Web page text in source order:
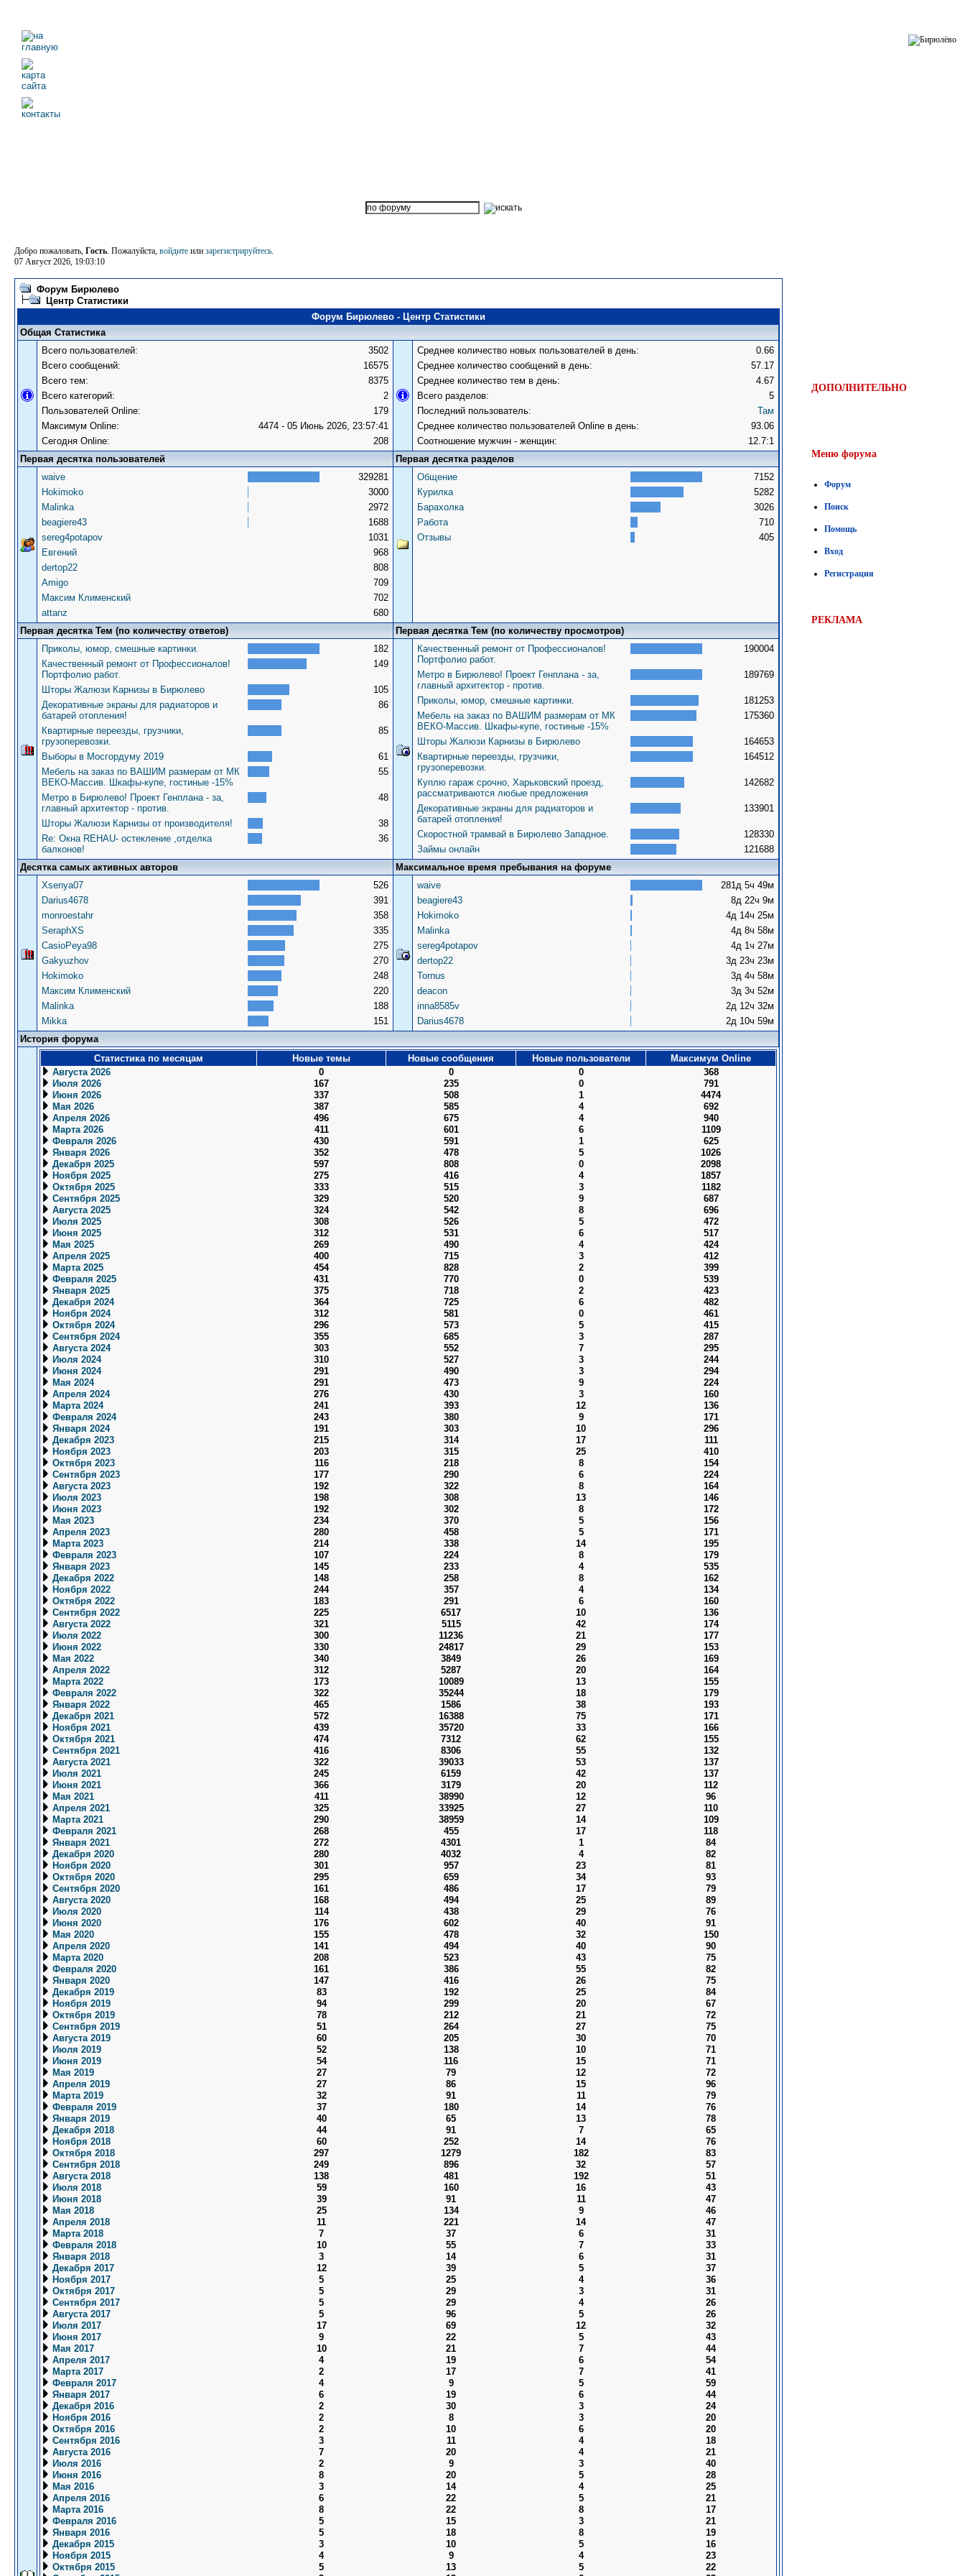
Добро пожаловать, Гость. Пожалуйста, войдите или зарегистрируйтесь.
07 Август 2026, 19:03:10
Форум Бирюлево
Центр Статистики
Форум Бирюлево - Центр Статистики
Общая Статистика
Всего пользователей:
3502
Всего сообщений:
16575
Всего тем:
8375
Всего категорий:
2
Пользователей Online:
179
Максимум Online:
4474 - 05 Июнь 2026, 23:57:41
Сегодня Online:
208
Среднее количество новых пользователей в день:
0.66
Среднее количество сообщений в день:
57.17
Среднее количество тем в день:
4.67
Всего разделов:
5
Последний пользователь:
Там
Среднее количество пользователей Оnline в день:
93.06
Соотношение мужчин - женщин:
12.7:1
Первая десятка пользователей
Первая десятка разделов
waive
329281
Hokimoko
3000
Malinka
2972
beagiere43
1688
sereg4potapov
1031
Евгений
968
dertop22
808
Amigo
709
Максим Клименский
702
attanz
680
Общение
7152
Курилка
5282
Барахолка
3026
Работа
710
Отзывы
405
Первая десятка Тем (по количеству ответов)
Первая десятка Тем (по количеству просмотров)
Приколы, юмор, смешные картинки.
182
Качественный ремонт от Профессионалов!
Портфолио работ.
149
Шторы Жалюзи Карнизы в Бирюлево
105
Декоративные экраны для радиаторов и
батарей отопления!
86
Квартирные переезды, грузчики,
грузоперевозки.
85
Выборы в Мосгордуму 2019
61
Мебель на заказ по ВАШИМ размерам от МК
ВЕКО-Массив. Шкафы-купе, гостиные -15%
55
Метро в Бирюлево! Проект Генплана - за,
главный архитектор - против.
48
Шторы Жалюзи Карнизы от производителя!
38
Re: Окна REHAU- остекление ,отделка
балконов!
36
Качественный ремонт от Профессионалов!
Портфолио работ.
190004
Метро в Бирюлево! Проект Генплана - за,
главный архитектор - против.
189769
Приколы, юмор, смешные картинки.
181253
Мебель на заказ по ВАШИМ размерам от МК
ВЕКО-Массив. Шкафы-купе, гостиные -15%
175360
Шторы Жалюзи Карнизы в Бирюлево
164653
Квартирные переезды, грузчики,
грузоперевозки.
164512
Куплю гараж срочно, Харьковский проезд,
рассматриваются любые предложения
142682
Декоративные экраны для радиаторов и
батарей отопления!
133901
Скоростной трамвай в Бирюлево Западное.
128330
Займы онлайн
121688
Десятка самых активных авторов
Максимальное время пребывания на форуме
Xsenya07
526
Darius4678
391
monroestahr
358
SeraphXS
335
CasioPeya98
275
Gakyuzhov
270
Hokimoko
248
Максим Клименский
220
Malinka
188
Mikka
151
waive
281д 5ч 49м
beagiere43
8д 22ч 9м
Hokimoko
4д 14ч 25м
Malinka
4д 8ч 58м
sereg4potapov
4д 1ч 27м
dertop22
3д 23ч 23м
Tornus
3д 4ч 58м
deacon
3д 3ч 52м
inna8585v
2д 12ч 32м
Darius4678
2д 10ч 59м
История форума
Статистика по месяцам
Новые темы Новые сообщения Новые пользователи
Максимум Online
Августа 2026
0 0 0
368
Июля 2026
167 235 0
791
Июня 2026
337 508 1
4474
Мая 2026
387 585 4
692
Апреля 2026
496 675 4
940
Марта 2026
411 601 6
1109
Февраля 2026
430 591 1
625
Января 2026
352 478 5
1026
Декабря 2025
597 808 0
2098
Ноября 2025
275 416 4
1857
Октября 2025
333 515 3
1182
Сентября 2025
329 520 9
687
Августа 2025
324 542 8
696
Июля 2025
308 526 5
472
Июня 2025
312 531 6
517
Мая 2025
269 490 4
424
Апреля 2025
400 715 3
412
Марта 2025
454 828 2
399
Февраля 2025
431 770 0
539
Января 2025
375 718 2
423
Декабря 2024
364 725 6
482
Ноября 2024
312 581 0
461
Октября 2024
296 573 5
415
Сентября 2024
355 685 3
287
Августа 2024
303 552 7
295
Июля 2024
310 527 3
244
Июня 2024
291 490 3
294
Мая 2024
291 473 9
224
Апреля 2024
276 430 3
160
Марта 2024
241 393 12
136
Февраля 2024
243 380 9
171
Января 2024
191 303 10
296
Декабря 2023
215 314 17
111
Ноября 2023
203 315 25
410
Октября 2023
116 218 8
154
Сентября 2023
177 290 6
224
Августа 2023
192 322 8
164
Июля 2023
198 308 13
146
Июня 2023
192 302 8
172
Мая 2023
234 370 5
156
Апреля 2023
280 458 5
171
Марта 2023
214 338 14
195
Февраля 2023
107 224 8
179
Января 2023
145 233 4
535
Декабря 2022
148 258 8
162
Ноября 2022
244 357 4
134
Октября 2022
183 291 6
160
Сентября 2022
225 6517 10
136
Августа 2022
321 5115 42
174
Июля 2022
300 11236 21
177
Июня 2022
330 24817 29
153
Мая 2022
340 3849 26
169
Апреля 2022
312 5287 20
164
Марта 2022
173 10089 13
155
Февраля 2022
322 35244 18
179
Января 2022
465 1586 38
193
Декабря 2021
572 16388 75
171
Ноября 2021
439 35720 33
166
Октября 2021
474 7312 62
155
Сентября 2021
416 8306 55
132
Августа 2021
322 39033 53
137
Июля 2021
245 6159 42
137
Июня 2021
366 3179 20
112
Мая 2021
411 38990 12
96
Апреля 2021
325 33925 27
110
Марта 2021
290 38959 14
109
Февраля 2021
268 455 17
118
Января 2021
272 4301 1
84
Декабря 2020
280 4032 4
82
Ноября 2020
301 957 23
81
Октября 2020
295 659 34
93
Сентября 2020
161 486 17
79
Августа 2020
168 494 25
89
Июля 2020
114 438 29
76
Июня 2020
176 602 40
91
Мая 2020
155 478 32
150
Апреля 2020
141 494 40
90
Марта 2020
208 523 43
75
Февраля 2020
161 386 55
82
Января 2020
147 416 26
75
Декабря 2019
83 192 25
84
Ноября 2019
94 299 20
67
Октября 2019
78 212 21
72
Сентября 2019
51 264 27
75
Августа 2019
60 205 30
70
Июля 2019
52 138 10
71
Июня 2019
54 116 15
71
Мая 2019
27 79 12
72
Апреля 2019
27 86 15
96
Марта 2019
32 91 11
79
Февраля 2019
37 180 14
76
Января 2019
40 65 13
78
Декабря 2018
44 91 7
65
Ноября 2018
60 252 14
76
Октября 2018
297 1279 182
83
Сентября 2018
249 896 32
57
Августа 2018
138 481 192
51
Июля 2018
59 160 16
43
Июня 2018
39 91 11
47
Мая 2018
25 134 9
46
Апреля 2018
11 221 14
47
Марта 2018
7 37 6
31
Февраля 2018
10 55 7
33
Января 2018
3 14 6
31
Декабря 2017
12 39 5
37
Ноября 2017
5 25 4
36
Октября 2017
5 29 3
31
Сентября 2017
5 29 4
26
Августа 2017
5 96 5
26
Июля 2017
17 69 12
32
Июня 2017
9 22 5
43
Мая 2017
10 21 7
44
Апреля 2017
4 19 6
54
Марта 2017
2 17 7
41
Февраля 2017
4 9 5
59
Января 2017
6 19 6
44
Декабря 2016
2 30 3
24
Ноября 2016
2 8 3
20
Октября 2016
2 10 6
20
Сентября 2016
3 11 4
18
Августа 2016
7 20 4
21
Июля 2016
2 9 3
40
Июня 2016
8 20 5
28
Мая 2016
3 14 4
25
Апреля 2016
6 22 5
21
Марта 2016
8 22 8
17
Февраля 2016
5 15 3
21
Января 2016
5 18 8
19
Декабря 2015
3 10 5
16
Ноября 2015
4 9 4
23
Октября 2015
5 13 5
22
ДОПОЛНИТЕЛЬНО
Меню форума
Форум
Поиск
Помощь
Вход
Регистрация
РЕКЛАМА